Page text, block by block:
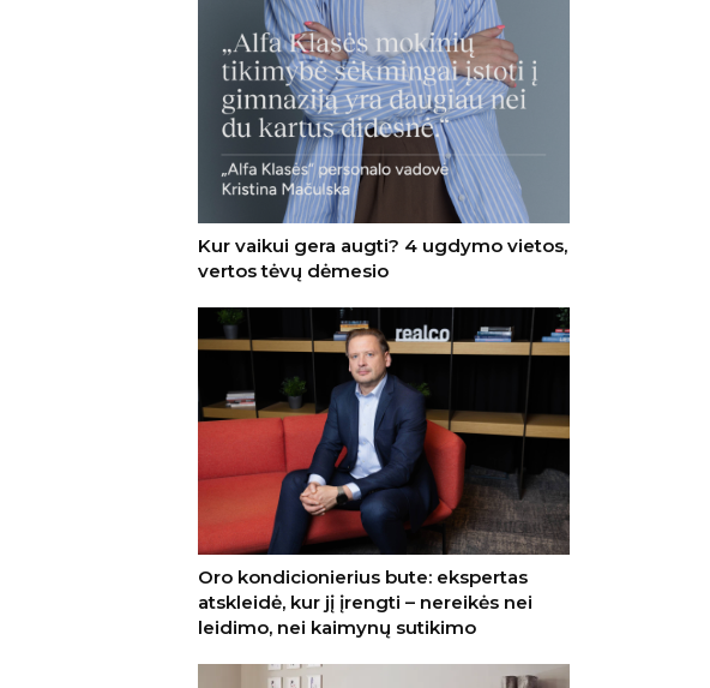
Kur vaikui gera augti? 4 ugdymo vietos,
vertos tėvų dėmesio
Oro kondicionierius bute: ekspertas
atskleidė, kur jį įrengti – nereikės nei
leidimo, nei kaimynų sutikimo